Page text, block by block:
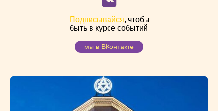
мы в ВКонтакте
Подписывайся, чтобы
быть в курсе событий